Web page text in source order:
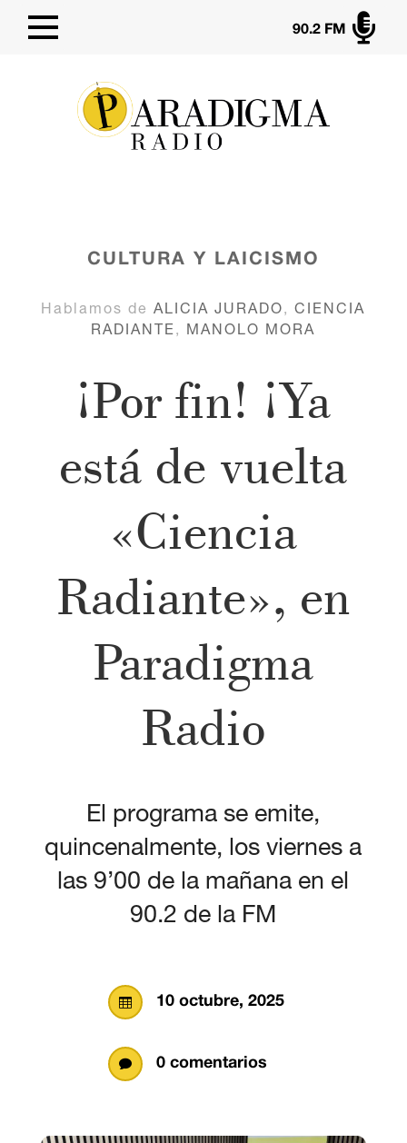

90.2 FM
CULTURA Y LAICISMO
Hablamos deALICIA JURADO,CIENCIA
RADIANTE , MANOLO MORA
¡Por fin! ¡Ya
está de vuelta
«Ciencia
Radiante», en
Paradigma
Radio
El programa se emite,
quincenalmente, los viernes a
las 9’00 de la mañana en el
90.2 de la FM
 10 octubre, 2025
 0 comentarios